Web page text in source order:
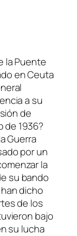
la Puente
en Ceuta
a su
de
de 1936?
Guerra
por un
la
su bando
dicho
de los
bajo
su lucha